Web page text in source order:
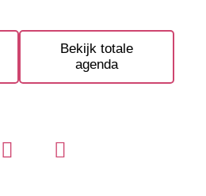
Bekijk totale
agenda